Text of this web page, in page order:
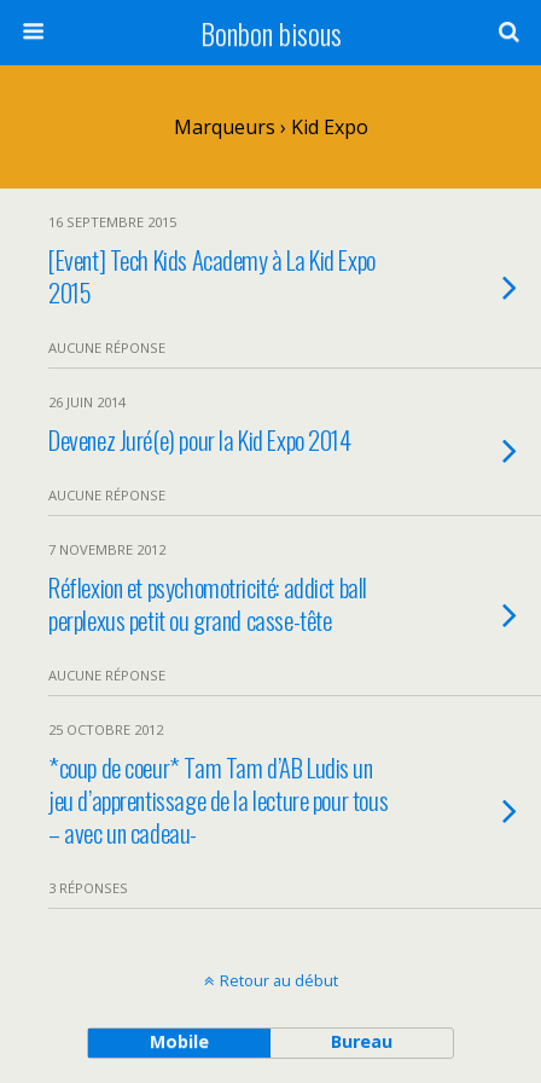
Bonbon bisous
Marqueurs › Kid Expo
16 SEPTEMBRE 2015
[Event] Tech Kids Academy à La Kid Expo
2015
AUCUNE RÉPONSE
26 JUIN 2014
Devenez Juré(e) pour la Kid Expo 2014
AUCUNE RÉPONSE
7 NOVEMBRE 2012
Réflexion et psychomotricité: addict ball
perplexus petit ou grand casse-tête
AUCUNE RÉPONSE
25 OCTOBRE 2012
*coup de coeur* Tam Tam d’AB Ludis un
jeu d’apprentissage de la lecture pour tous
– avec un cadeau-
3 RÉPONSES
Retour au début
Mobile Bureau